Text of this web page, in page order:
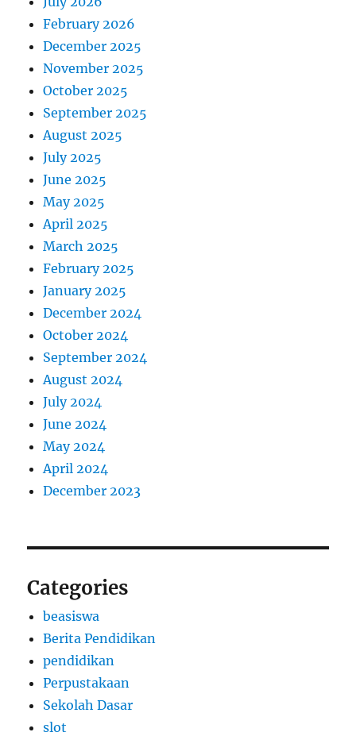
February 2026
December 2025
November 2025
October 2025
September 2025
August 2025
July 2025
June 2025
May 2025
April 2025
March 2025
February 2025
January 2025
December 2024
October 2024
September 2024
August 2024
July 2024
June 2024
May 2024
April 2024
December 2023
Categories
beasiswa
Berita Pendidikan
pendidikan
Perpustakaan
Sekolah Dasar
slot